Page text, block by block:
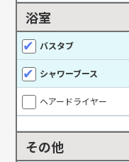
浴室
バスタブ
シャワーブース
ヘアードライヤー
その他